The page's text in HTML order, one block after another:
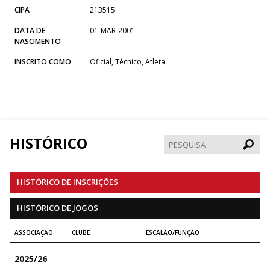
CIPA
213515
DATA DE
NASCIMENTO
01-MAR-2001
INSCRITO COMO Oficial, Técnico, Atleta
HISTÓRICO
HISTÓRICO DE INSCRIÇÕES
HISTÓRICO DE JOGOS
ASSOCIAÇÃO CLUBE ESCALÃO/FUNÇÃO
2025/26